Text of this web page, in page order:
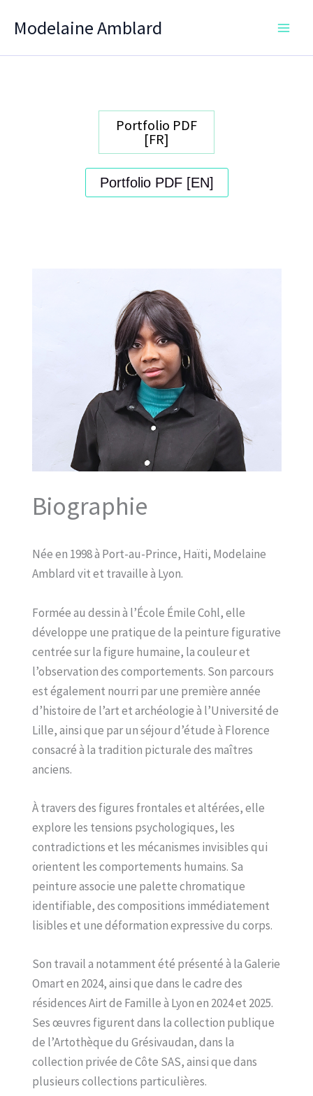
Modelaine Amblard
Portfolio PDF
[FR]
Portfolio PDF [EN]
Biographie
Née en 1998 à Port-au-Prince, Haïti, Modelaine
Amblard vit et travaille à Lyon.
Formée au dessin à l’École Émile Cohl, elle
développe une pratique de la peinture figurative
centrée sur la figure humaine, la couleur et
l’observation des comportements. Son parcours
est également nourri par une première année
d’histoire de l’art et archéologie à l’Université de
Lille, ainsi que par un séjour d’étude à Florence
consacré à la tradition picturale des maîtres
anciens.
À travers des figures frontales et altérées, elle
explore les tensions psychologiques, les
contradictions et les mécanismes invisibles qui
orientent les comportements humains. Sa
peinture associe une palette chromatique
identifiable, des compositions immédiatement
lisibles et une déformation expressive du corps.
Son travail a notamment été présenté à la Galerie
Omart en 2024, ainsi que dans le cadre des
résidences Airt de Famille à Lyon en 2024 et 2025.
Ses œuvres figurent dans la collection publique
de l’Artothèque du Grésivaudan, dans la
collection privée de Côte SAS, ainsi que dans
plusieurs collections particulières.